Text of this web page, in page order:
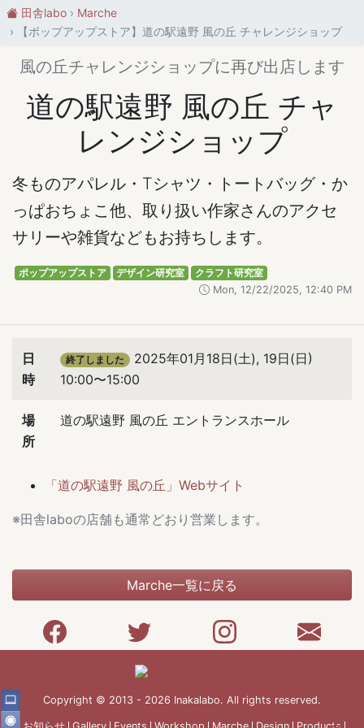
田舎labo
Marche
【ポップアップストア】道の駅遠野 風の丘 チャレンジショップ
風の丘チャレンジショップに再び出店します
道の駅遠野 風の丘 チャ
レンジショップ
冬ものアパレル・Tシャツ・トートバッグ・か
っぱおちょこ他、取り扱い作家さんのアクセ
サリーや雑貨などもお持ちします。
ポップアップストア デザイン研究室
クラフト研究室
Mon, 12/22/2025, 12:40 PM
日
時
終了しました
2025年01月18日(土), 19日(日)
10:00〜15:00
場
所
道の駅遠野 風の丘 エントランスホール
「道の駅遠野 風の丘」Webサイト
※田舎laboの店舗も通常どおり営業します。
Marche一覧に戻る
Copyright © 2013 - 2026 Inakalabo. All rights reserved.